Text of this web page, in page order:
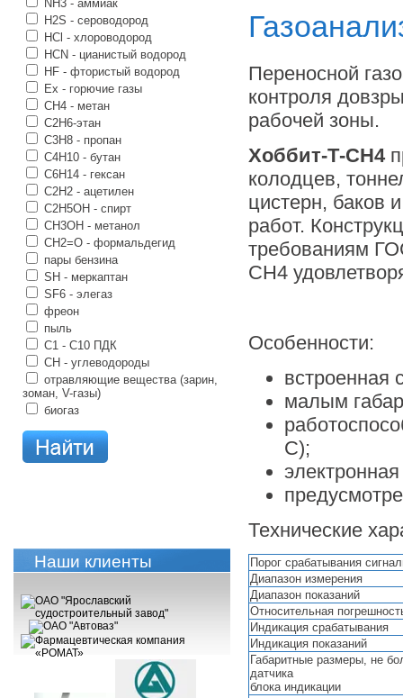
NH3 - аммиак
H2S - сероводород
HCl - хлороводород
HCN - цианистый водород
HF - фтористый водород
Ex - горючие газы
CH4 - метан
С2H6-этан
C3H8 - пропан
C4H10 - бутан
C6H14 - гексан
C2H2 - ацетилен
C2H5OH - спирт
CH3OH - метанол
CH2=O - формальдегид
пары бензина
SH - меркаптан
SF6 - элегаз
фреон
пыль
С1 - С10 ПДК
CH - углеводороды
отравляющие вещества (зарин,
зоман, V-газы)
биогаз
Наши клиенты
Переносной
контроля
рабочей зоны.
Хоббит-Т-СН4
колодцев,
цистерн, баков
работ.
требованиям
СН4
Особенности:
встроенная
малым
С);
Технические
Порог срабатывания
Диапазон измерения
Диапазон показаний
Относительная
Индикация срабатывания
Индикация показаний
Габаритные размеры, не
датчика
блока индикации